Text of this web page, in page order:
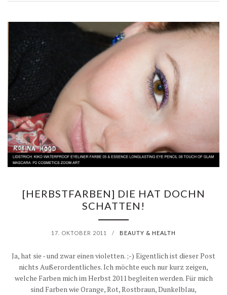
[HERBSTFARBEN] DIE HAT DOCHN
SCHATTEN!
17. OKTOBER 2011 / BEAUTY & HEALTH
Ja, hat sie - und zwar einen violetten. ;-) Eigentlich ist dieser Post
nichts Außerordentliches. Ich möchte euch nur kurz zeigen,
welche Farben mich im Herbst 2011 begleiten werden. Für mich
sind Farben wie Orange, Rot, Rostbraun, Dunkelblau,